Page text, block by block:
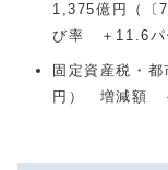
1,375億円（
び率 ＋11.6パ
固定資産税・
円） 増減額